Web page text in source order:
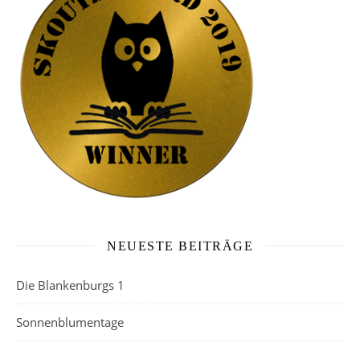
NEUESTE BEITRÄGE
Die Blankenburgs 1
Sonnenblumentage